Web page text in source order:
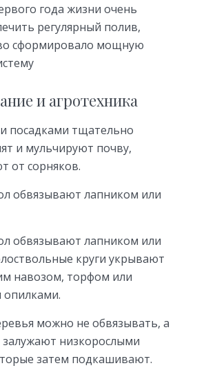
года жизни очень
регулярный полив,
сформировало мощную
и агротехника
посадками тщательно
и мульчируют почву,
от сорняков.
обвязывают лапником или
обвязывают лапником или
круги укрывают
навозом, торфом или
можно не обвязывать, а
низкорослыми
затем подкашивают.